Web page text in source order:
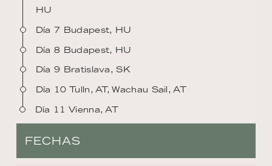
HU
Día 7 Budapest, HU
Día 8 Budapest, HU
Día 9 Bratislava, SK
Día 10 Tulln, AT, Wachau Sail, AT
Día 11 Vienna, AT
FECHAS